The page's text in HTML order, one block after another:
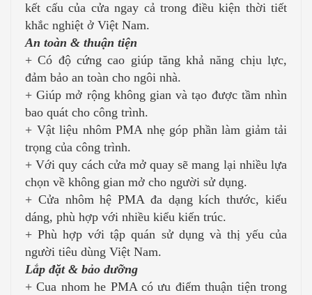
kết cấu của cửa ngay cả trong điều kiện thời tiết
khắc nghiệt ở Việt Nam.
An toàn & thuận tiện
+ Có độ cứng cao giúp tăng khả năng chịu lực,
đảm bảo an toàn cho ngôi nhà.
+ Giúp mở rộng không gian và tạo được tầm nhìn
bao quát cho công trình.
+ Vật liệu nhôm PMA nhẹ góp phần làm giảm tải
trọng của công trình.
+ Với quy cách cửa mở quay sẽ mang lại nhiều lựa
chọn về không gian mở cho người sử dụng.
+ Cửa nhôm hệ PMA đa dạng kích thước, kiểu
dáng, phù hợp với nhiều kiểu kiến trúc.
+ Phù hợp với tập quán sử dụng và thị yếu của
người tiêu dùng Việt Nam.
Lắp đặt & bảo dưỡng
+ Cua nhom he PMA có ưu điểm thuận tiện trong